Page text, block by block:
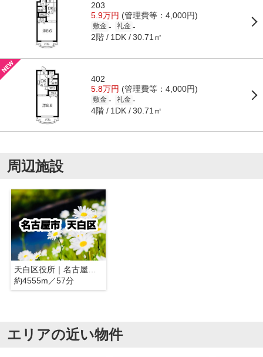
203
5.9万円 (管理費等：4,000円)
敷金 - 礼金 -
2階 1DK 30.71㎡
402
5.8万円 (管理費等：4,000円)
敷金 - 礼金 -
4階 1DK 30.71㎡
周辺施設
約4555m／57分
エリアの近い物件